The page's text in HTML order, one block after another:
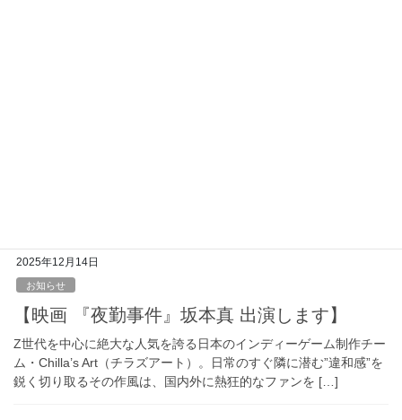
2025年12月14日
お知らせ
【映画 『夜勤事件』坂本真 出演します】
Z世代を中心に絶大な人気を誇る日本のインディーゲーム制作チー
ム・Chilla’s Art（チラズアート）。日常のすぐ隣に潜む”違和感”を
鋭く切り取るその作風は、国内外に熱狂的なファンを […]